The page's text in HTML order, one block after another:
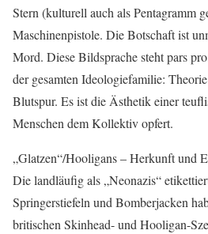
Stern (kulturell auch als Pentagramm
Maschinenpistole. Die Botschaft ist
Mord. Diese Bildsprache steht pars
der gesamten Ideologiefamilie:
Blutspur. Es ist die Ästhetik einer
Menschen dem Kollektiv opfert.
„Glatzen“/Hooligans – Herkunft und
Die landläufig als „Neonazis“
Springerstiefeln und Bomberjacken
britischen Skinhead- und Hooligan-